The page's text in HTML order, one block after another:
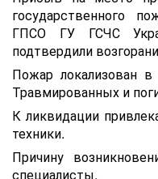
государственного
ГПСО ГУ ГСЧС
подтвердили
Пожар локализован
Травмированных и
К ликвидации
техники.
Причину
специалисты.